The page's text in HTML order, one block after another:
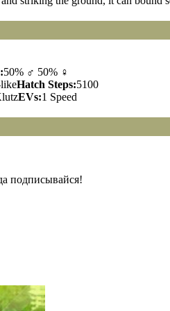
50% ♂ 50% ♀
Hatch Steps:5100
EVs:1 Speed
подписывайся!